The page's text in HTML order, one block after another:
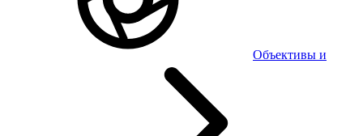
Объективы и